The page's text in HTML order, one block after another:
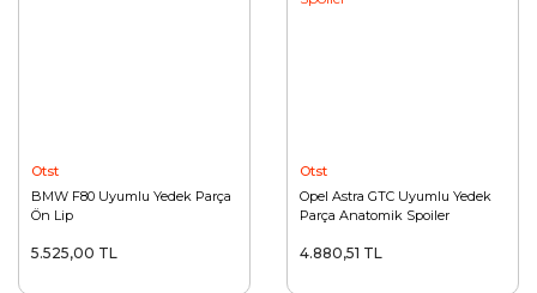
Otst
BMW F80 Uyumlu Yedek Parça
Ön Lip
5.525,00 TL
Otst
Opel Astra GTC Uyumlu Yedek
Parça Anatomik Spoiler
4.880,51 TL